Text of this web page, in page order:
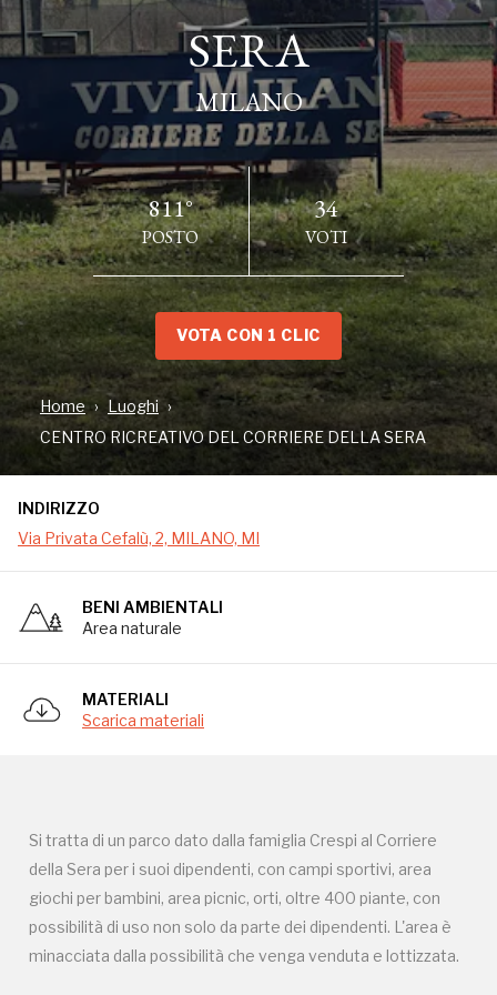
SERA
MILANO
811°
POSTO
34
VOTI
VOTA CON 1 CLIC
Home
Luoghi
CENTRO RICREATIVO DEL CORRIERE DELLA SERA
INDIRIZZO
Via Privata Cefalù, 2, MILANO, MI
BENI AMBIENTALI
Area naturale
MATERIALI
Scarica materiali
Si tratta di un parco dato dalla famiglia Crespi al Corriere
della Sera per i suoi dipendenti, con campi sportivi, area
giochi per bambini, area picnic, orti, oltre 400 piante, con
possibilità di uso non solo da parte dei dipendenti. L'area è
minacciata dalla possibilità che venga venduta e lottizzata.
MILANO
INDIRIZZO
Via Privata Cefalù, 2, MILANO, MI
possibilità di uso non solo da parte dei dipendenti. L'area è
Campagne in corso in questo
luogo